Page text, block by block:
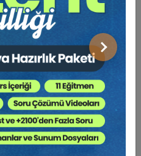
Sonraki
özel sektör çalışanları
Ancak 2,5 milyon
kayıt dışı çalışmaları
Dolayısıyla gerçek
düşüktür. Düşük
özgürlükler açısından